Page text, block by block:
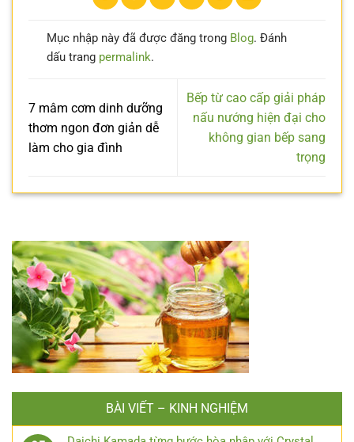
Mục nhập này đã được đăng trong Blog. Đánh
dấu trang permalink.
7 mâm cơm dinh dưỡng
thơm ngon đơn giản dễ
làm cho gia đình
Bếp từ cao cấp giải pháp
nấu nướng hiện đại cho
không gian bếp sang
trọng
BÀI VIẾT – KINH NGHIỆM